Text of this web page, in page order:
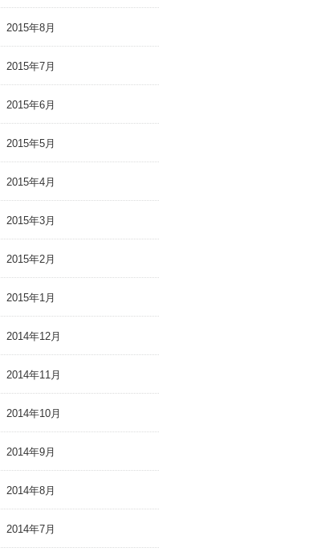
2015年8月
2015年7月
2015年6月
2015年5月
2015年4月
2015年3月
2015年2月
2015年1月
2014年12月
2014年11月
2014年10月
2014年9月
2014年8月
2014年7月